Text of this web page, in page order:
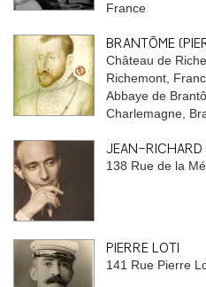
France
BRANTÔME
Château de
Richemont,
Abbaye de
Charlemagne,
JEAN-RICHARD
138 Rue de la
PIERRE LOTI
141 Rue Pierre